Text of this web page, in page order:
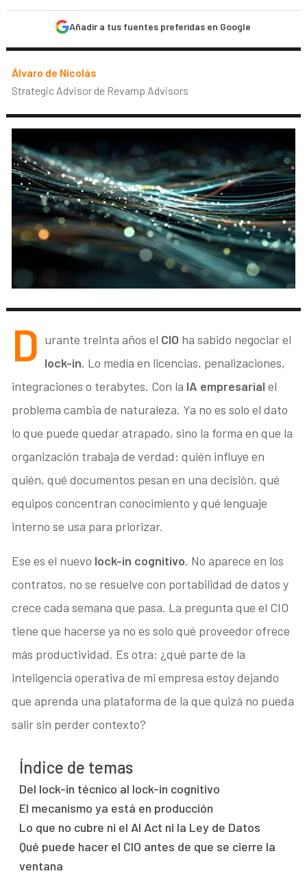
Añadir a tus fuentes preferidas en Google
Álvaro de Nicolás
Strategic Advisor de Revamp Advisors
D urante treinta años el CIO ha sabido negociar el
lock-in. Lo medía en licencias, penalizaciones,
integraciones o terabytes. Con la IA empresarial el
problema cambia de naturaleza. Ya no es solo el dato
lo que puede quedar atrapado, sino la forma en que la
organización trabaja de verdad: quién influye en
quién, qué documentos pesan en una decisión, qué
equipos concentran conocimiento y qué lenguaje
interno se usa para priorizar.
Ese es el nuevo lock-in cognitivo. No aparece en los
contratos, no se resuelve con portabilidad de datos y
crece cada semana que pasa. La pregunta que el CIO
tiene que hacerse ya no es solo qué proveedor ofrece
más productividad. Es otra: ¿qué parte de la
inteligencia operativa de mi empresa estoy dejando
que aprenda una plataforma de la que quizá no pueda
salir sin perder contexto?
Índice de temas
Del lock-in técnico al lock-in cognitivo
El mecanismo ya está en producción
Lo que no cubre ni el AI Act ni la Ley de Datos
Qué puede hacer el CIO antes de que se cierre la
ventana